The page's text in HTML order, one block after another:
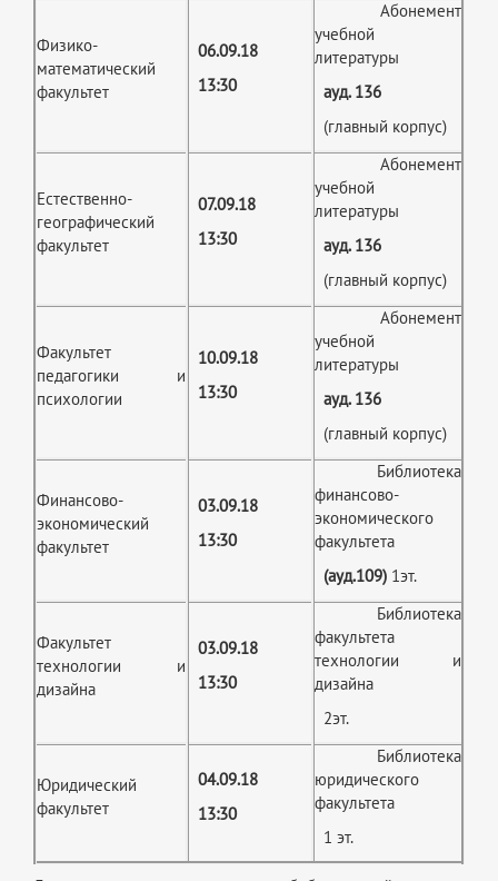
Физико-
математический
факультет
06.09.18
13:30
Абонемент
учебной
литературы
ауд. 136
(главный корпус)
Естественно-
географический
факультет
07.09.18
13:30
Абонемент
учебной
литературы
ауд. 136
(главный корпус)
Факультет
педагогики и
психологии
10.09.18
13:30
Абонемент
учебной
литературы
ауд. 136
(главный корпус)
Финансово-
экономический
факультет
03.09.18
13:30
Библиотека
финансово-
экономического
факультета
(ауд.109) 1эт.
Факультет
технологии и
дизайна
03.09.18
13:30
Библиотека
факультета
технологии и
дизайна
2эт.
Юридический
факультет
04.09.18
13:30
Библиотека
юридического
факультета
1 эт.